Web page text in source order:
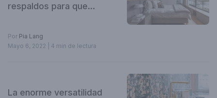
respaldos para que
dormitorio
Por Pia Lang
Mayo 6, 2022
| 4 min de lectura
La enorme versatilidad